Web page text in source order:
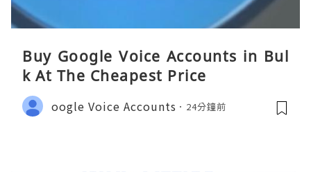
Buy Google Voice Accounts in Bul
k At The Cheapest Price
oogle Voice Accounts 24分鐘前